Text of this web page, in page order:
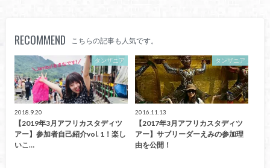
RECOMMEND こちらの記事も人気です。
タンザニア
2018.9.20
【2019年3月アフリカスタディツ
アー】参加者自己紹介vol. 1！楽し
いこ…
タンザニア
2016.11.13
【2017年3月アフリカスタディツ
アー】サブリーダーえみの参加理
由を公開！